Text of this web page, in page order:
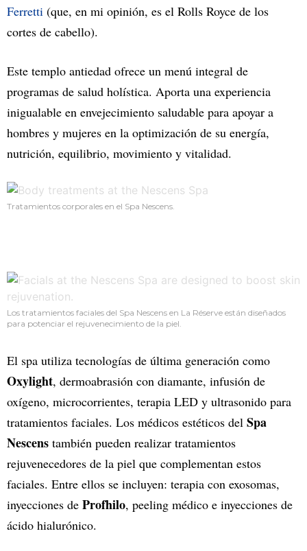
Ferretti (que, en mi opinión, es el Rolls Royce de los
cortes de cabello).
Este templo antiedad ofrece un menú integral de
programas de salud holística. Aporta una experiencia
inigualable en envejecimiento saludable para apoyar a
hombres y mujeres en la optimización de su energía,
nutrición, equilibrio, movimiento y vitalidad.
Tratamientos corporales en el Spa Nescens.
Los tratamientos faciales del Spa Nescens en La Réserve están diseñados
para potenciar el rejuvenecimiento de la piel.
El spa utiliza tecnologías de última generación como
Oxylight, dermoabrasión con diamante, infusión de
oxígeno, microcorrientes, terapia LED y ultrasonido para
tratamientos faciales. Los médicos estéticos del Spa
Nescens también pueden realizar tratamientos
rejuvenecedores de la piel que complementan estos
faciales. Entre ellos se incluyen: terapia con exosomas,
inyecciones de Profhilo, peeling médico e inyecciones de
ácido hialurónico.